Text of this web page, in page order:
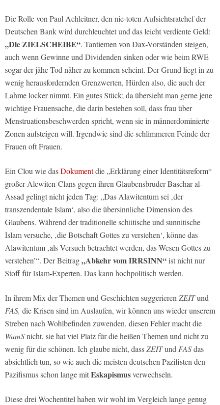
Die Rolle von Paul Achleitner, den nie-toten Aufsichtsratchef der
Deutschen Bank wird durchleuchtet und das leicht verdiente Geld:
„Die ZIELSCHEIBE“. Tantiemen von Dax-Vorständen steigen,
auch wenn Gewinne und Dividenden sinken oder wie beim RWE
sogar der jähe Tod näher zu kommen scheint. Der Grund liegt in zu
wenig herausfordernden Grenzwerten, Hürden also, die auch der
Lahme locker nimmt. Ein gutes Stück; da übersieht man gerne jene
wichtige Frauensache, die darin bestehen soll, dass frau über
Menstruationsbeschwerden spricht, wenn sie in männerdominierte
Zonen aufsteigen will. Irgendwie sind die schlimmeren Feinde der
Frauen oft Frauen.
Ein Clou wie dasDokumentdie „Erklärung einer Identitätsreform“
großer Alewiten-Clans gegen ihren Glaubensbruder Baschar al-
Assad gelingt nicht jeden Tag: „Das Alawitentum sei ‚der
transzendentale Islam‘, also die übersinnliche Dimension des
Glaubens. Während der traditionelle schiitische und sunnitische
Islam versuche, ‚die Botschaft Gottes zu verstehen‘, könne das
Alawitentum ‚als Versuch betrachtet werden, das Wesen Gottes zu
verstehen’“. Der Beitrag„Abkehr vom IRRSINN“ist nicht nur
Stoff für Islam-Experten. Das kann hochpolitisch werden.
In ihrem Mix der Themen und Geschichten suggerierenZEITund
FAS, die Krisen sind im Auslaufen, wir können uns wieder unserem
Streben nach Wohlbefinden zuwenden, diesen Fehler macht die
WamSnicht, sie hat viel Platz für die heißen Themen und nicht zu
wenig für die schönen. Ich glaube nicht, dassZEITundFASdas
absichtlich tun, so wie auch die meisten deutschen Pazifisten den
Pazifismus schon lange mitEskapismusverwechseln.
Diese drei Wochentitel haben wir wohl im Vergleich lange genug